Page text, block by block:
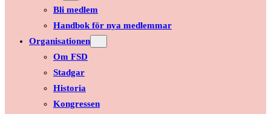
Bli medlem
Handbok för nya medlemmar
Organisationen
Om FSD
Stadgar
Historia
Kongressen